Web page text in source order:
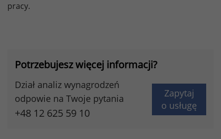
pracy.
Potrzebujesz więcej informacji?
Dział analiz wynagrodzeń
odpowie na Twoje pytania
+48 12 625 59 10
Zapytaj
o usługę